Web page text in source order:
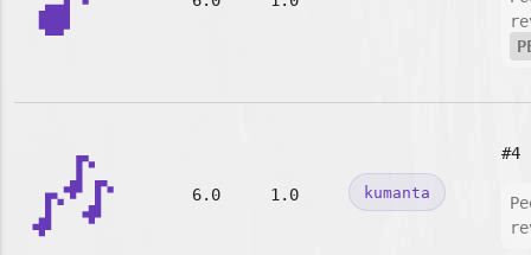
🎶 6.0 1.0 kumanta
#4